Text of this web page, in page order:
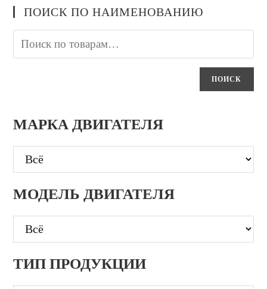
ПОИСК ПО НАИМЕНОВАНИЮ
ПОИСК
МАРКА ДВИГАТЕЛЯ
МОДЕЛЬ ДВИГАТЕЛЯ
ТИП ПРОДУКЦИИ